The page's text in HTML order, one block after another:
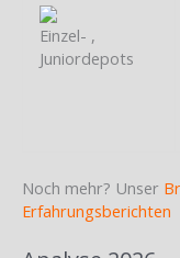
Einzel- ,
Juniordepots
Noch mehr? Unser
Erfahrungsberichten